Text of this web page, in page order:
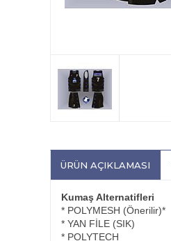
ÜRÜN AÇIKLAMASI
Kumaş Alternatifleri
* POLYMESH (Önerilir)*
* YAN FİLE (SIK)
* POLYTECH